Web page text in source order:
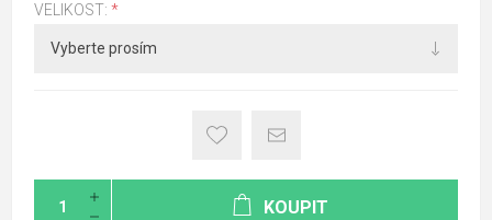
VELIKOST: *
KOUPIT